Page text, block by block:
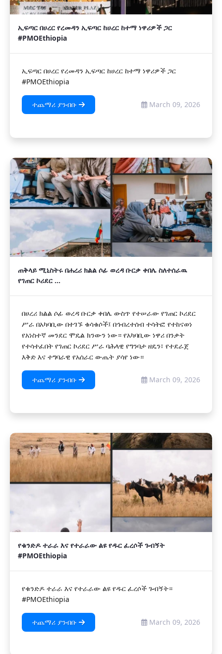
ኢፍጣር በሀረር የረመዳን ኢፍጣር ከሀረር ከተማ ነዋሪዎች ጋር
#PMOEthiopia
ኢፍጣር በሀረር የረመዳን ኢፍጣር ከሀረር ከተማ ነዋሪዎች ጋር
#PMOEthiopia
ተጨማሪ ያንብቡ March 09, 2026
ጠቅላይ ሚኒስትሩ በሐረሪ ክልል ሶፊ ወረዳ ቡርቃ ቀበሌ ስለተሰራዉ
የገጠር ኮሪደር ...
በሀረሪ ክልል ሶፊ ወረዳ ቡርቃ ቀበሌ ውስጥ የተሠራው የገጠር ኮሪደር
ሥራ በአካባቢው በተገኙ ቁሳቁሶች፤ በኅብረተሰብ ተሳትፎ የተከናወነ
የአነስተኛ መንደር ሞዴል ክንውን ነው። የአካባቢው ነዋሪ በንቃት
የተሳተፈበት የገጠር ኮሪደር ሥራ ባሕላዊ የግንባታ ዘዴን፣ የተደራጀ
እቅድ እና ተግባራዊ የአሰራር ውጤት ያሳየ ነው።
ተጨማሪ ያንብቡ March 09, 2026
የቁንድዶ ተራራ እና የተራራው ልዩ የዱር ፈረሶች ጉብኝት
#PMOEthiopia
የቁንድዶ ተራራ እና የተራራው ልዩ የዱር ፈረሶች ጉብኝት።
#PMOEthiopia
ተጨማሪ ያንብቡ March 09, 2026